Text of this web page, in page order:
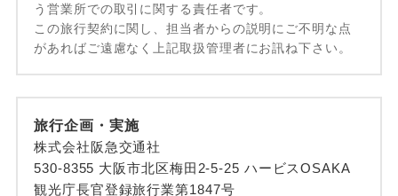
う営業所での取引に関する責任者です。
この旅行契約に関し、担当者からの説明にご不明な点
があればご遠慮なく上記取扱管理者にお訊ね下さい。
旅行企画・実施
株式会社阪急交通社
530-8355 大阪市北区梅田2-5-25 ハービスOSAKA
観光庁長官登録旅行業第1847号